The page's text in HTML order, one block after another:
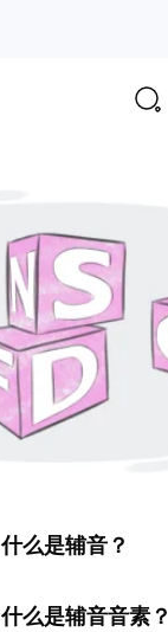
什么是辅音？
什么是辅音音素？